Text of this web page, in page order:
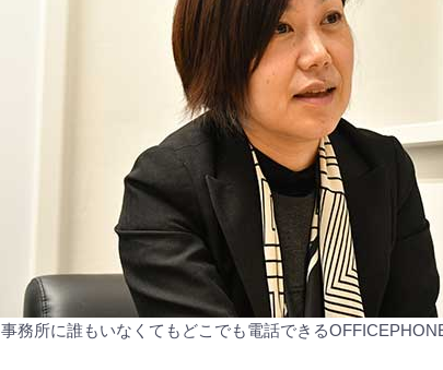
事務所に誰もいなくてもどこでも電話できる